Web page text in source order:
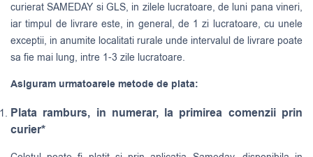
curieratSAMEDAY si GLS, in zilele lucratoare, de luni pana vineri,
iar timpul de livrare este, in general, de 1 zi lucratoare, cu unele
exceptii, in anumite localitati rurale unde intervalul de livrare poate
sa fie mai lung, intre 1-3 zile lucratoare.
Asiguram urmatoarele metode de plata:
Plata ramburs, in numerar, la primirea comenzii prin
curier*